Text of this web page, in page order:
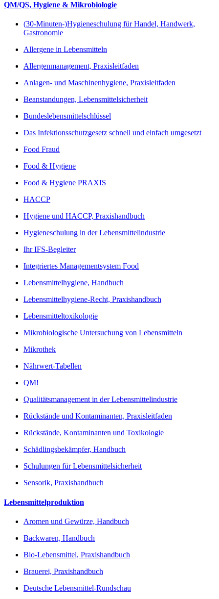
QM/QS, Hygiene & Mikrobiologie
(30-Minuten-)Hygieneschulung für Handel, Handwerk,
Gastronomie
Allergene in Lebensmitteln
Allergenmanagement, Praxisleitfaden
Anlagen- und Maschinenhygiene, Praxisleitfaden
Beanstandungen, Lebensmittelsicherheit
Bundeslebensmittelschlüssel
Das Infektionsschutzgesetz schnell und einfach umgesetzt
Food Fraud
Food & Hygiene
Food & Hygiene PRAXIS
HACCP
Hygiene und HACCP, Praxishandbuch
Hygieneschulung in der Lebensmittelindustrie
Ihr IFS-Begleiter
Integriertes Managementsystem Food
Lebensmittelhygiene, Handbuch
Lebensmittelhygiene-Recht, Praxishandbuch
Lebensmitteltoxikologie
Mikrobiologische Untersuchung von Lebensmitteln
Mikrothek
Nährwert-Tabellen
QM!
Qualitätsmanagement in der Lebensmittelindustrie
Rückstände und Kontaminanten, Praxisleitfaden
Rückstände, Kontaminanten und Toxikologie
Schädlingsbekämpfer, Handbuch
Schulungen für Lebensmittelsicherheit
Sensorik, Praxishandbuch
Lebensmittelproduktion
Aromen und Gewürze, Handbuch
Backwaren, Handbuch
Bio-Lebensmittel, Praxishandbuch
Brauerei, Praxishandbuch
Deutsche Lebensmittel-Rundschau